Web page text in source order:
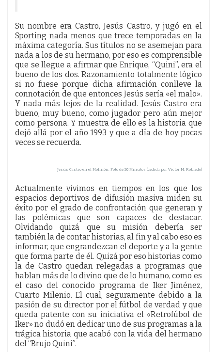
Su nombre era Castro, Jesús Castro, y jugó en el
Sporting nada menos que trece temporadas en la
máxima categoría. Sus títulos no se asemejan para
nada a los de su hermano, por eso es comprensible
que se llegue a afirmar que Enrique, “Quini”, era el
bueno de los dos. Razonamiento totalmente lógico
si no fuese porque dicha afirmación conlleve la
connotación de que entonces Jesús sería «el malo».
Y nada más lejos de la realidad. Jesús Castro era
bueno, muy bueno, como jugador pero aún mejor
como persona. Y muestra de ello es la historia que
dejó allá por el año 1993 y que a día de hoy pocas
veces se recuerda.
Jesús Castro en el Molinón. Foto de 20 Minutos (cedida por Víctor M. Robledo)
Actualmente vivimos en tiempos en los que los
espacios deportivos de difusión masiva miden su
éxito por el grado de confrontación que generan y
las polémicas que son capaces de destacar.
Olvidando quizá que su misión debería ser
también la de contar historias, al fin y al cabo eso es
informar, que engrandezcan el deporte y a la gente
que forma parte de él. Quizá por eso historias como
la de Castro quedan relegadas a programas que
hablan más de lo divino que de lo humano, como es
el caso del conocido programa de Iker Jiménez,
Cuarto Milenio. El cual, seguramente debido a la
pasión de su director por el fútbol de verdad y que
queda patente con su iniciativa el «Retrofúbol de
Iker» no dudó en dedicar uno de sus programas a la
trágica historia que acabó con la vida del hermano
del “Brujo Quini”.